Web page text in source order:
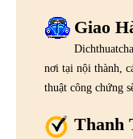
Giao
nơi tại nội thành,
thuật công chứng
Thanh